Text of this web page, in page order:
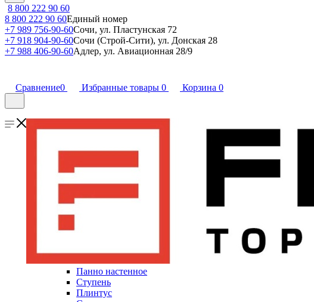
8 800 222 90 60
8 800 222 90 60Единый номер
+7 989 756-90-60Сочи, ул. Пластунская 72
+7 918 904-90-60Сочи (Строй-Сити), ул. Донская 28
+7 988 406-90-60Адлер, ул. Авиационная 28/9
Сравнение0 Избранные товары 0 Корзина 0
Панно настенное
Ступень
Плинтус